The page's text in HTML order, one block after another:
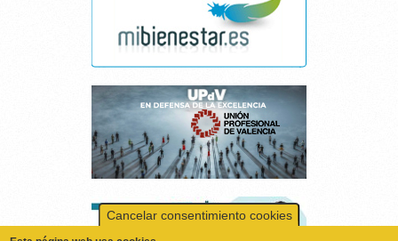
Cancelar consentimiento cookies
Esta página web usa cookies.